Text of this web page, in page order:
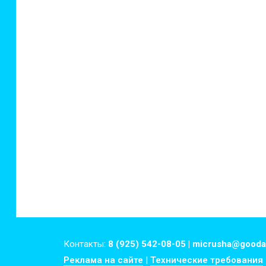
Контакты: 8 (925) 542-08-05 |
Реклама на сайте | Технические требования